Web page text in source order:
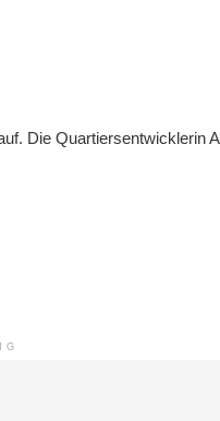
Die Quartiersentwicklerin